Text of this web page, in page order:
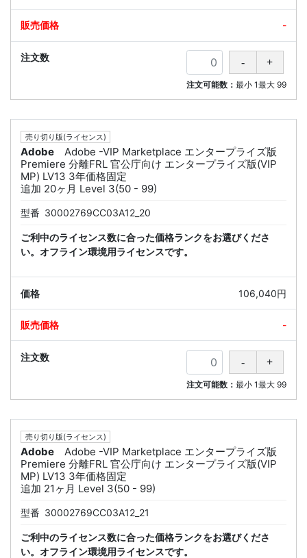
-
注文可能数： 最小 1最大 99
売り切り版(ライセンス)
Adobe
Adobe -VIP Marketplace エンタープライズ版
Premiere 分離FRL 官公庁向け エンタープライズ版(VIP
MP) LV13 3年価格固定
追加 20ヶ月 Level 3(50 - 99)
型番 30002769CC03A12_20
ご利中のライセンス数に合った価格ランクをお選びくださ
い。オフライン環境用ライセンスです。
106,040円
-
注文可能数： 最小 1最大 99
売り切り版(ライセンス)
Adobe
Adobe -VIP Marketplace エンタープライズ版
Premiere 分離FRL 官公庁向け エンタープライズ版(VIP
MP) LV13 3年価格固定
追加 21ヶ月 Level 3(50 - 99)
型番 30002769CC03A12_21
ご利中のライセンス数に合った価格ランクをお選びくださ
い。オフライン環境用ライセンスです。